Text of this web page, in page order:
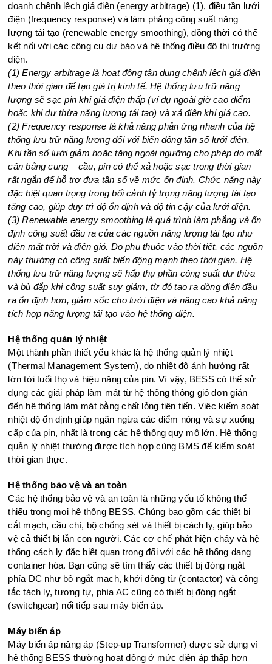
doanh chênh lệch giá điện (energy arbitrage) (1), điều tần lưới
điện (frequency response) và làm phẳng công suất năng
lượng tái tạo (renewable energy smoothing), đồng thời có thể
kết nối với các công cụ dự báo và hệ thống điều độ thị trường
điện.
(1) Energy arbitrage là hoạt động tận dụng chênh lệch giá điện
theo thời gian để tạo giá trị kinh tế. Hệ thống lưu trữ năng
lượng sẽ sạc pin khi giá điện thấp (ví dụ ngoài giờ cao điểm
hoặc khi dư thừa năng lượng tái tạo) và xả điện khi giá cao.
(2) Frequency response là khả năng phản ứng nhanh của hệ
thống lưu trữ năng lượng đối với biến động tần số lưới điện.
Khi tần số lưới giảm hoặc tăng ngoài ngưỡng cho phép do mất
cân bằng cung – cầu, pin có thể xả hoặc sạc trong thời gian
rất ngắn để hỗ trợ đưa tần số về mức ổn định. Chức năng này
đặc biệt quan trọng trong bối cảnh tỷ trọng năng lượng tái tạo
tăng cao, giúp duy trì độ ổn định và độ tin cậy của lưới điện.
(3) Renewable energy smoothing là quá trình làm phẳng và ổn
định công suất đầu ra của các nguồn năng lượng tái tạo như
điện mặt trời và điện gió. Do phụ thuộc vào thời tiết, các nguồn
này thường có công suất biến động mạnh theo thời gian. Hệ
thống lưu trữ năng lượng sẽ hấp thụ phần công suất dư thừa
và bù đắp khi công suất suy giảm, từ đó tạo ra dòng điện đầu
ra ổn định hơn, giảm sốc cho lưới điện và nâng cao khả năng
tích hợp năng lượng tái tạo vào hệ thống điện.
Hệ thống quản lý nhiệt
Một thành phần thiết yếu khác là hệ thống quản lý nhiệt
(Thermal Management System), do nhiệt độ ảnh hưởng rất
lớn tới tuổi thọ và hiệu năng của pin. Vì vậy, BESS có thể sử
dụng các giải pháp làm mát từ hệ thống thông gió đơn giản
đến hệ thống làm mát bằng chất lỏng tiên tiến. Việc kiểm soát
nhiệt độ ổn định giúp ngăn ngừa các điểm nóng và sự xuống
cấp của pin, nhất là trong các hệ thống quy mô lớn. Hệ thống
quản lý nhiệt thường được tích hợp cùng BMS để kiểm soát
thời gian thực.
Hệ thống bảo vệ và an toàn
Các hệ thống bảo vệ và an toàn là những yếu tố không thể
thiếu trong mọi hệ thống BESS. Chúng bao gồm các thiết bị
cắt mạch, cầu chì, bộ chống sét và thiết bị cách ly, giúp bảo
vệ cả thiết bị lẫn con người. Các cơ chế phát hiện cháy và hệ
thống cách ly đặc biệt quan trọng đối với các hệ thống dạng
container hóa. Bạn cũng sẽ tìm thấy các thiết bị đóng ngắt
phía DC như bộ ngắt mạch, khởi động từ (contactor) và công
tắc tách ly, tương tự, phía AC cũng có thiết bị đóng ngắt
(switchgear) nối tiếp sau máy biến áp.
Máy biến áp
Máy biến áp nâng áp (Step-up Transformer) được sử dụng vì
hệ thống BESS thường hoạt động ở mức điện áp thấp hơn